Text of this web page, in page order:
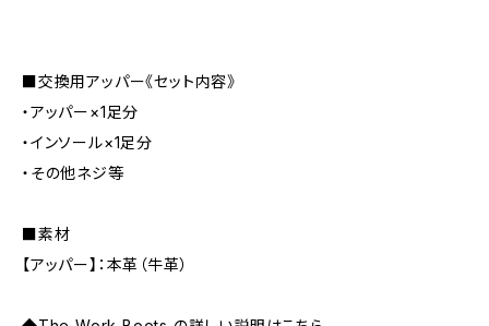
■交換用アッパー《セット内容》
・アッパー×1足分
・インソール×1足分
・その他ネジ等
■素材
【アッパー】：本革（牛革）